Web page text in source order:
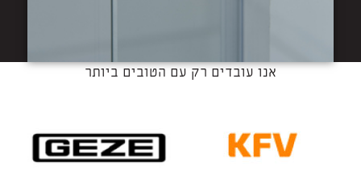
אנו עובדים רק עם הטובים ביותר